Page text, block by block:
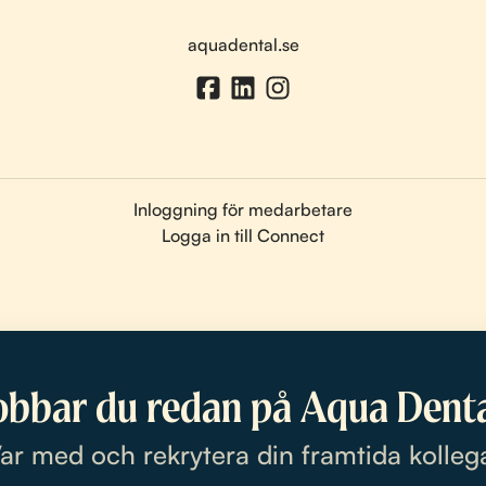
aquadental.se
Inloggning för medarbetare
Logga in till Connect
du redan på Aqua
med och rekrytera din framtida